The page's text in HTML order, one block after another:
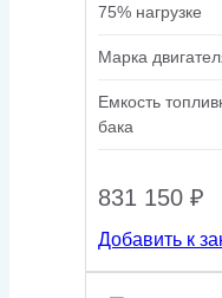
75% нагрузке
Марка
Емкость
бака
831 150 ₽
Добавить к